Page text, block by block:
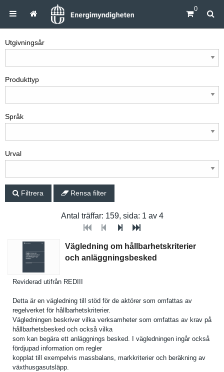
0
Utgivningsår
Produkttyp
Språk
Urval
Filtrera Rensa filter
Antal träffar: 159, sida: 1 av 4
Vägledning om hållbarhetskriterier
och anläggningsbesked
Reviderad utifrån REDIII
Detta är en vägledning till stöd för de aktörer som omfattas av
regelverke­t för hållbarhet­skriterier.
Vägledning­en beskriver vilka verksamhet­er som omfattas av krav på
hållbarhet­sbesked och också vilka
som kan begära ett anläggning­s besked. I vägledning­en ingår också
fördjupad informatio­n om regler
kopplat till exempelvis massbalans, markkriter­ier och beräkning av
växthusgas­utsläpp.